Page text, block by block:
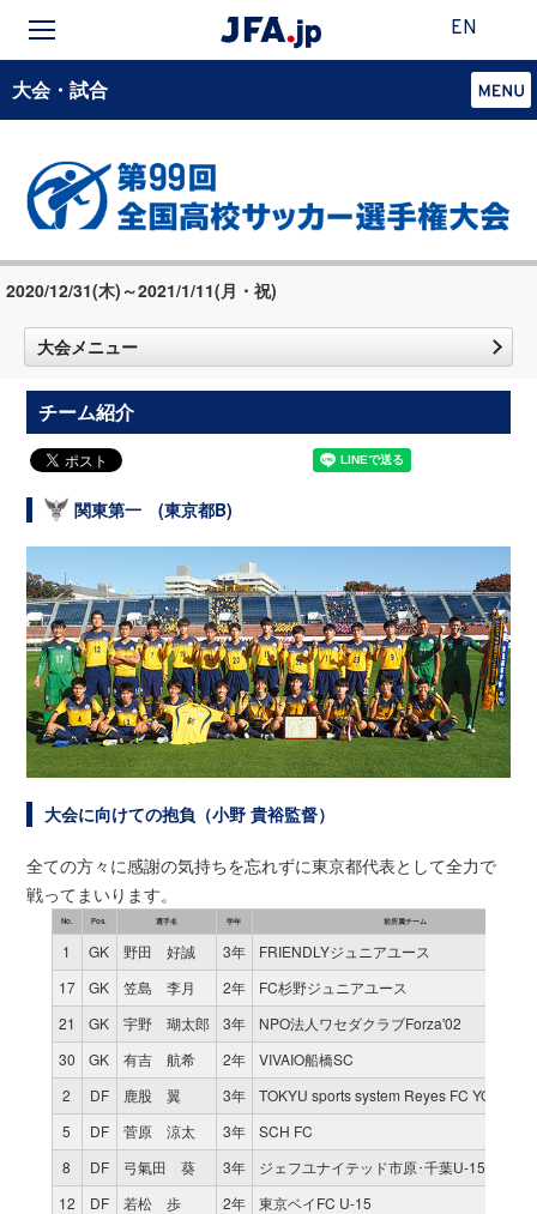
EN
大会・試合
2020/12/31(木)～2021/1/11(月・祝)
大会メニュー
チーム紹介
関東第一 (東京都B)
大会に向けての抱負（小野 貴裕監督）
全ての方々に感謝の気持ちを忘れずに東京都代表として全力で
戦ってまいります。
No. Pos. 選手名 学年 前所属チーム
1 GK 野田 好誠 3年
FRIENDLYジュニアユース
17
GK 笠島 李月 2年
FC杉野ジュニアユース
21
GK 宇野 瑚太郎 3年
NPO法人ワセダクラブForza'02
30
GK 有吉 航希 2年
VIVAIO船橋SC
2
DF 鹿股 翼 3年
TOKYU sports system Reyes FC
5
DF 菅原 涼太 3年
SCH FC
8
DF 弓氣田 葵 3年
ジェフユナイテッド市原･千葉U-15
12
DF 若松 歩 2年
東京ベイFC U-15